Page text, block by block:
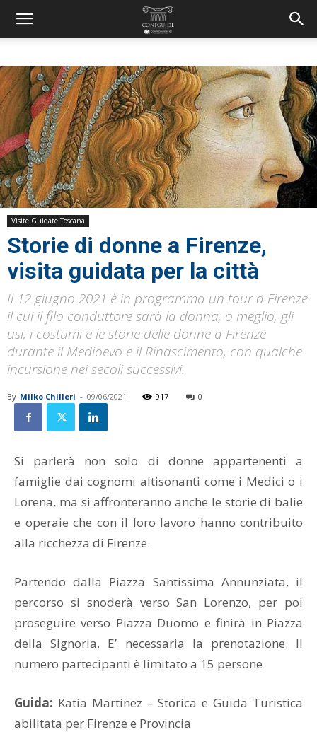
Visite Guidate Toscana
Storie di donne a Firenze,
visita guidata per la città
Il 12 giugno 2021 è in programma un tour a Firenze
il cui il filo conduttore sarà la donna, o meglio, gli
usi, i costumi e le storie delle donne a Firenze
durante il Medioevo e il Rinascimento, con qualche
incursione nei secoli successivi.
By Milko Chilleri - 09/06/2021 917 0
Si parlerà non solo di donne appartenenti a
famiglie dai cognomi altisonanti come i Medici o i
Lorena, ma si affronteranno anche le storie di balie
e operaie che con il loro lavoro hanno contribuito
alla ricchezza di Firenze.
Partendo dalla Piazza Santissima Annunziata, il
percorso si snoderà verso San Lorenzo, per poi
proseguire verso Piazza Duomo e finirà in Piazza
della Signoria. E’ necessaria la prenotazione. Il
numero partecipanti è limitato a 15 persone
Guida: Katia Martinez – Storica e Guida Turistica
abilitata per Firenze e Provincia